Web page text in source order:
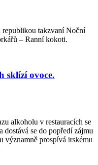
republikou takzvaní Noční
– Ranní kokoti.
sklízí ovoce.
alkoholu v restauracích se
se do popředí zájmu
významně prospívá irskému